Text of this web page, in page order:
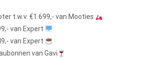
t.w.v. €1.699,- van Mooties
van Expert
van Expert
van Gavi